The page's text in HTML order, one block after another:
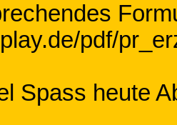
pdf/
Spass heute